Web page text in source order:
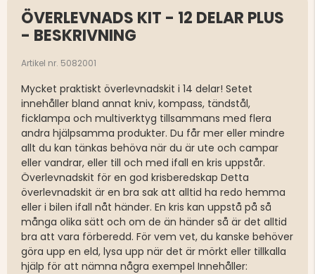
ÖVERLEVNADS KIT - 12 DELAR PLUS
- BESKRIVNING
Artikel nr. 5082001
Mycket praktiskt överlevnadskit i 14 delar! Setet
innehåller bland annat kniv, kompass, tändstål,
ficklampa och multiverktyg tillsammans med flera
andra hjälpsamma produkter. Du får mer eller mindre
allt du kan tänkas behöva när du är ute och campar
eller vandrar, eller till och med ifall en kris uppstår.
Överlevnadskit för en god krisberedskap Detta
överlevnadskit är en bra sak att alltid ha redo hemma
eller i bilen ifall nåt händer. En kris kan uppstå på så
många olika sätt och om de än händer så är det alltid
bra att vara förberedd. För vem vet, du kanske behöver
göra upp en eld, lysa upp när det är mörkt eller tillkalla
hjälp för att nämna några exempel Innehåller: